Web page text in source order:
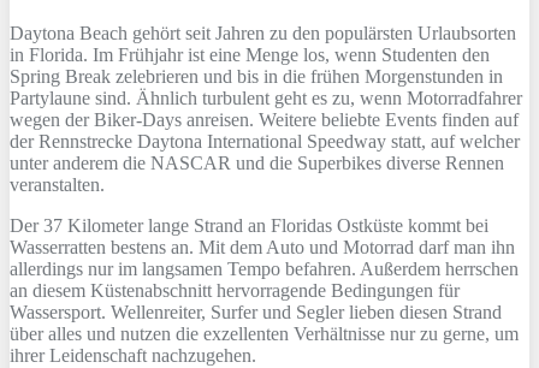
Daytona Beach gehört seit Jahren zu den populärsten Urlaubsorten
in Florida. Im Frühjahr ist eine Menge los, wenn Studenten den
Spring Break zelebrieren und bis in die frühen Morgenstunden in
Partylaune sind. Ähnlich turbulent geht es zu, wenn Motorradfahrer
wegen der Biker-Days anreisen. Weitere beliebte Events finden auf
der Rennstrecke Daytona International Speedway statt, auf welcher
unter anderem die NASCAR und die Superbikes diverse Rennen
veranstalten.
Der 37 Kilometer lange Strand an Floridas Ostküste kommt bei
Wasserratten bestens an. Mit dem Auto und Motorrad darf man ihn
allerdings nur im langsamen Tempo befahren. Außerdem herrschen
an diesem Küstenabschnitt hervorragende Bedingungen für
Wassersport. Wellenreiter, Surfer und Segler lieben diesen Strand
über alles und nutzen die exzellenten Verhältnisse nur zu gerne, um
ihrer Leidenschaft nachzugehen.